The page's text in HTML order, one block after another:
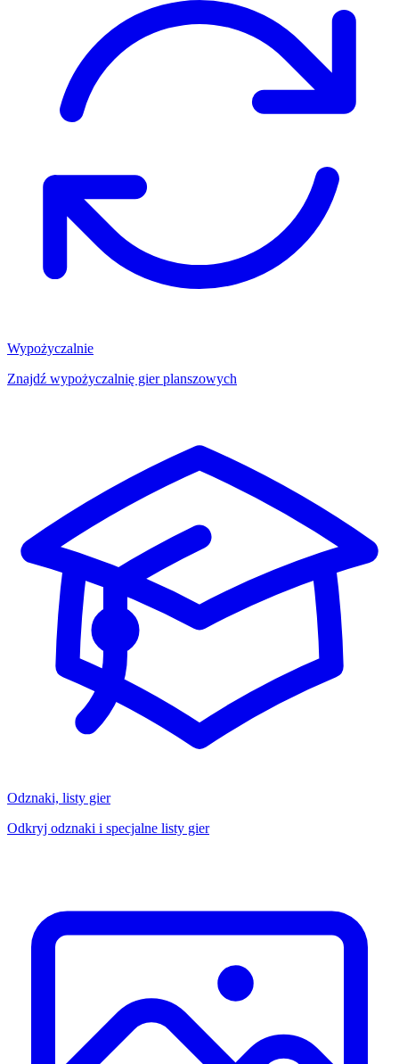
Wypożyczalnie
Znajdź wypożyczalnię gier planszowych
Odznaki, listy gier
Odkryj odznaki i specjalne listy gier